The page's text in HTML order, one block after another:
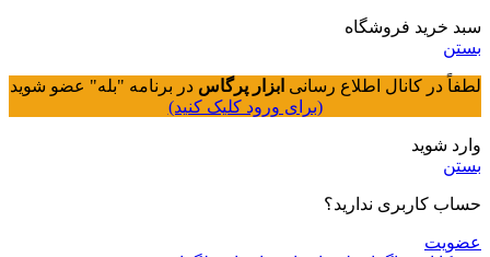
سبد خرید فروشگاه
بستن
لطفاً در کانال اطلاع رسانی ابزار پرگاس در برنامه "بله" عضو شوید
(برای ورود کلیک کنید)
وارد شوید
بستن
حساب کاربری ندارید؟
عضویت